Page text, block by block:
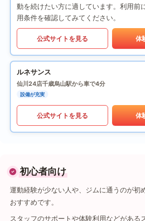
動を続けたい方に適しています。利用前
用条件を確認してみてください。
公式サイトを見る 体
ルネサンス
仙川24店千歳烏山駅から車で4分
設備が充実
公式サイトを見る 体
初心者向け
運動経験が少ない人や、ジムに通うのが初
おすすめです。
スタッフのサポートや体験利用などがある